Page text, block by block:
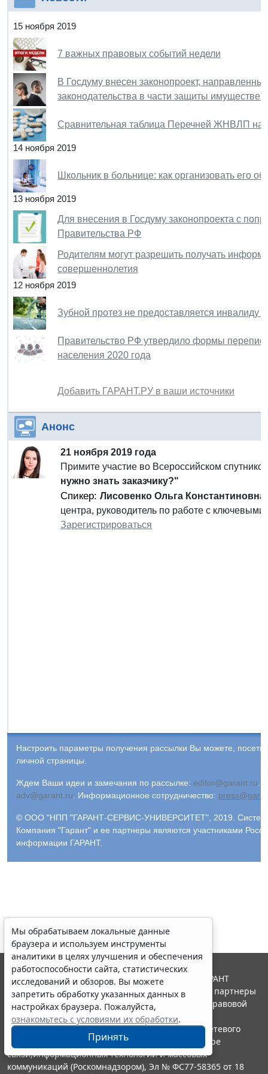
15 ноября 2019
7 важных правовых событий недели
В Госдуму внесен законопроект,
законодательства в части защиты
Сравнительная таблица Перечней ЖНВЛП на
14 ноября 2019
Школьник в больнице: как организовать его
13 ноября 2019
Для внесения в Госдуму законопроекта с
Правительства РФ
Родителям могут разрешить получать
совершеннолетия
12 ноября 2019
Зубной протез не предоставляется
Правительство РФ утвердило формы
населения 2020 года
Добавить ГАРАНТ.РУ в ваши источники
Анонс
21 ноября 2019 года
Примите участие во Всероссийском
нужно знать заказчику?"
Спикер: Лисовенко Ольга Константиновна
центра, руководитель по работе с ключевыми
Зарегистрироваться
Настроить параметры получения рассылки Вы можете,
личной страницы.
Ждем Ваши идеи и замечания по рассылке: editor@garant.ru
adv@garant.ru
Информационное сотрудничество:
© ООО "НПП "ГАРАНТ-СЕРВИС-УНИВЕРСИТЕТ", 2019. Система
Компания "Гарант" и ее партнеры являются участниками
информации ГАРАНТ.
Мы обрабатываем локальные данные
браузера и используем инструменты
аналитики в целях улучшения и обеспечения
работоспособности сайта, статистических
исследований и обзоров. Вы можете
запретить обработку указанных данных в
настройках браузера. Пожалуйста,
ознакомьтесь с условиями их обработки.
Принять
© ООО "НПП "ГАРАНТ-СЕРВИС", 2026. Система ГАРАНТ
выпускается с 1990 года. Компания "Гарант" и ее партнеры
являются участниками Российской ассоциации правовой
информации ГАРАНТ.
Портал ГАРАНТ.РУ зарегистрирован в качестве сетевого
издания Федеральной службой по надзору в сфере
связи,информационных технологий и массовых
коммуникаций (Роскомнадзором), Эл № ФС77-58365 от 18